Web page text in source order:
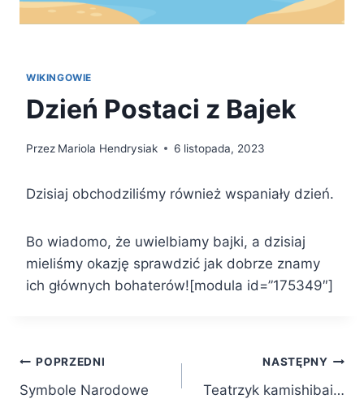
WIKINGOWIE
Dzień Postaci z Bajek
Przez Mariola Hendrysiak 6 listopada, 2023
Dzisiaj obchodziliśmy również wspaniały dzień.
Bo wiadomo, że uwielbiamy bajki, a dzisiaj
mieliśmy okazję sprawdzić jak dobrze znamy
ich głównych bohaterów![modula id=”175349″]
Nawigacja
wpisu
POPRZEDNI
Symbole Narodowe
NASTĘPNY
Teatrzyk kamishibai…